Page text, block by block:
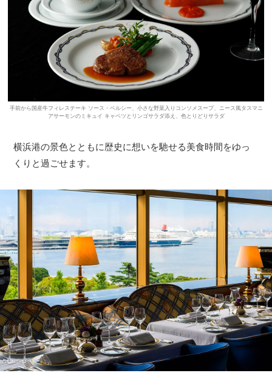
手前から国産牛フィレステーキ ソース・ベルシー、小さな野菜入りコンソメスープ、ニース風タスマニ
アサーモンのミキュイ キャベツとリンゴサラダ添え、色とりどりサラダ
横浜港の景色とともに歴史に想いを馳せる美食時間をゆっ
くりと過ごせます。